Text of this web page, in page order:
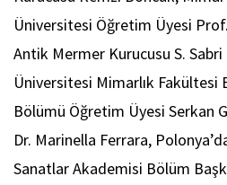
Üniversitesi Öğretim Üyesi
Antik Mermer Kurucusu S. Sabri
Üniversitesi Mimarlık Fakültesi
Bölümü Öğretim Üyesi Serkan
Dr. Marinella Ferrara,
Sanatlar Akademisi Bölüm